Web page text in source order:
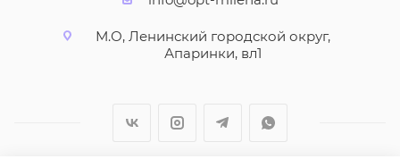
М.О, Ленинский городской округ,
Апаринки, вл1